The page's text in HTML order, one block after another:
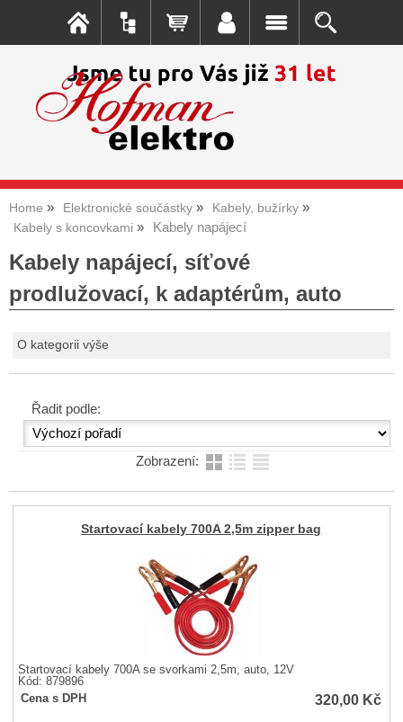
Home Elektronické součástky
Kabely, bužírky
Kabely s koncovkami
Kabely napájecí
Kabely napájecí, síťové
prodlužovací, k adaptérům, auto
O kategorii výše
Řadit podle:
Zobrazení:
Startovací kabely 700A 2,5m zipper bag
Startovací kabely 700A se svorkami 2,5m, auto, 12V
Kód: 879896
Cena s DPH
320,00 Kč